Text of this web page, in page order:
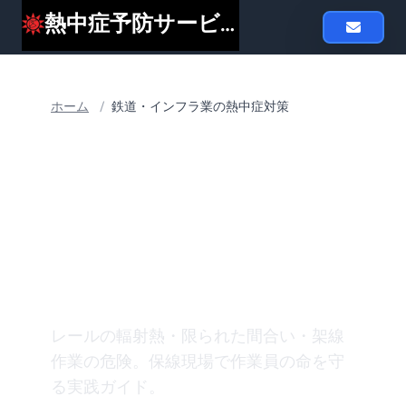
熱中症予防サービスheat119
ホーム / 鉄道・インフラ業の熱中症対策
レールの輻射熱・限られた間合い・架線
作業の危険。保線現場で作業員の命を守
る実践ガイド。